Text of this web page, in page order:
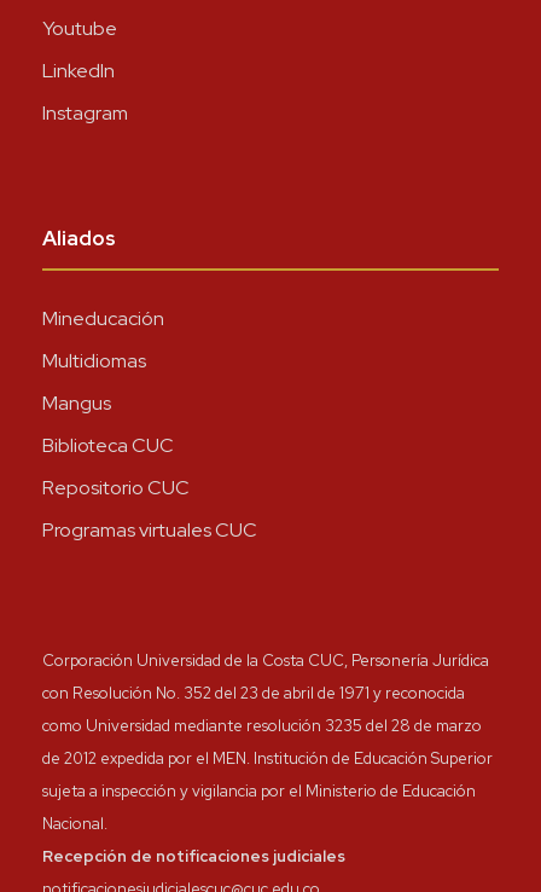
Youtube
LinkedIn
Instagram
Aliados
Mineducación
Multidiomas
Mangus
Biblioteca CUC
Repositorio CUC
Programas virtuales CUC
Corporación Universidad de la Costa CUC, Personería Jurídica
con Resolución No. 352 del 23 de abril de 1971 y reconocida
como Universidad mediante resolución 3235 del 28 de marzo
de 2012 expedida por el MEN. Institución de Educación Superior
sujeta a inspección y vigilancia por el Ministerio de Educación
Nacional.
Recepción de notificaciones judiciales